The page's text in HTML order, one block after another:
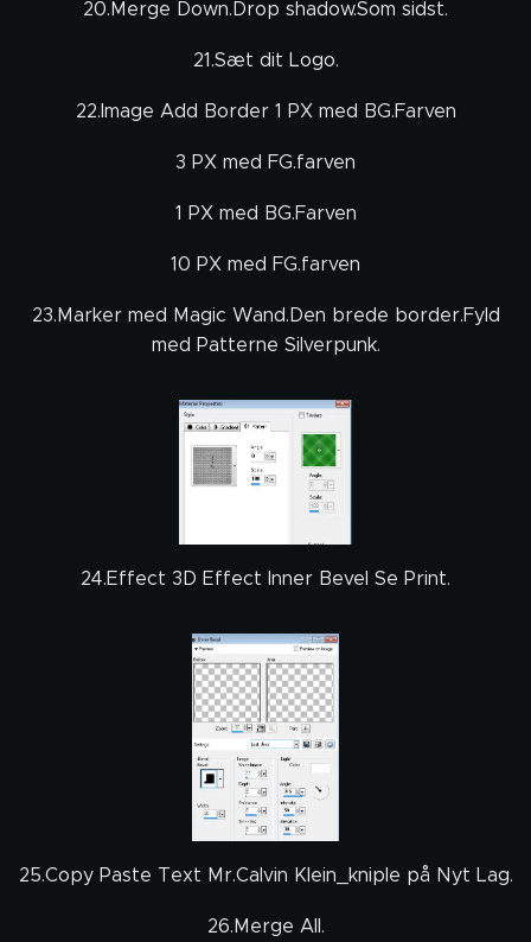
20.Merge Down.Drop shadow.Som sidst.
21.Sæt dit Logo.
22.Image Add Border 1 PX med BG.Farven
3 PX med FG.farven
1 PX med BG.Farven
10 PX med FG.farven
23.Marker med Magic Wand.Den brede border.Fyld
med Patterne Silverpunk.
24.Effect 3D Effect Inner Bevel Se Print.
25.Copy Paste Text Mr.Calvin Klein_kniple på Nyt Lag.
26.Merge All.